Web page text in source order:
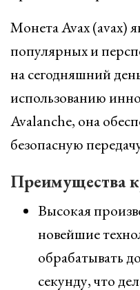
Монета Avax (avax)
популярных и
на сегодняшний
использованию
Avalanche, она
безопасную
Преимущества
Высокая
новейшие
обрабатывать
секунду, что